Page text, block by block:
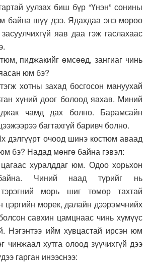
уулзах биш бүр “Үнэн” сонины
байна шүү дээ. Ядахдаа энэ мөрөө
яав даа гэж гаслахаас
пиджакийг өмсөөд, зангиаг чинь
юм бэ?
хотны захад босгосон мануухай
хүний доог болоод яахав. Миний
чамд дах болно. Барамсайн
багтахгүй баривч болно.
дэлгүүрт очоод шинэ костюм аваад
бэ? Надад мөнгө байна гэвэл:
хуралддаг юм. Одоо хорьхон
Чиний наад түрийг нь
тэрэгний морь шиг төмөр тахтай
цэргийн морек, далайн дээрэмчнийх
савхин цамцнаас чинь хүмүүс
Нэгэнтээ ийм хувцастай ирсэн юм
чинжаал хутга олоод зүүчихгүй дээ
гарган инээснээ: